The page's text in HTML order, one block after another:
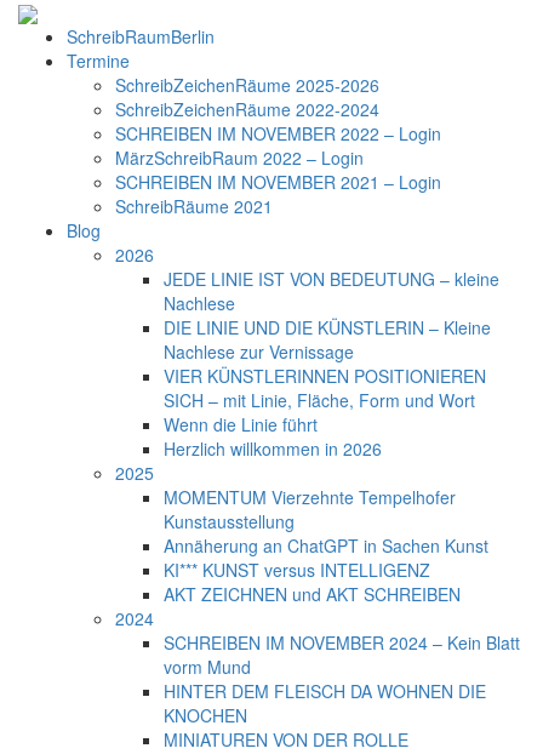
SchreibRaumBerlin
Termine
SchreibZeichenRäume 2025-2026
SchreibZeichenRäume 2022-2024
SCHREIBEN IM NOVEMBER 2022 – Login
MärzSchreibRaum 2022 – Login
SCHREIBEN IM NOVEMBER 2021 – Login
SchreibRäume 2021
Blog
2026
JEDE LINIE IST VON BEDEUTUNG – kleine
Nachlese
DIE LINIE UND DIE KÜNSTLERIN – Kleine
Nachlese zur Vernissage
VIER KÜNSTLERINNEN POSITIONIEREN
SICH – mit Linie, Fläche, Form und Wort
Wenn die Linie führt
Herzlich willkommen in 2026
2025
MOMENTUM Vierzehnte Tempelhofer
Kunstausstellung
Annäherung an ChatGPT in Sachen Kunst
KI*** KUNST versus INTELLIGENZ
AKT ZEICHNEN und AKT SCHREIBEN
2024
SCHREIBEN IM NOVEMBER 2024 – Kein Blatt
vorm Mund
HINTER DEM FLEISCH DA WOHNEN DIE
KNOCHEN
MINIATUREN VON DER ROLLE